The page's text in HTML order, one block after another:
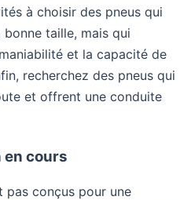
à choisir des pneus qui
taille, mais qui
et la capacité de
recherchez des pneus qui
et offrent une conduite
en cours
pas conçus pour une